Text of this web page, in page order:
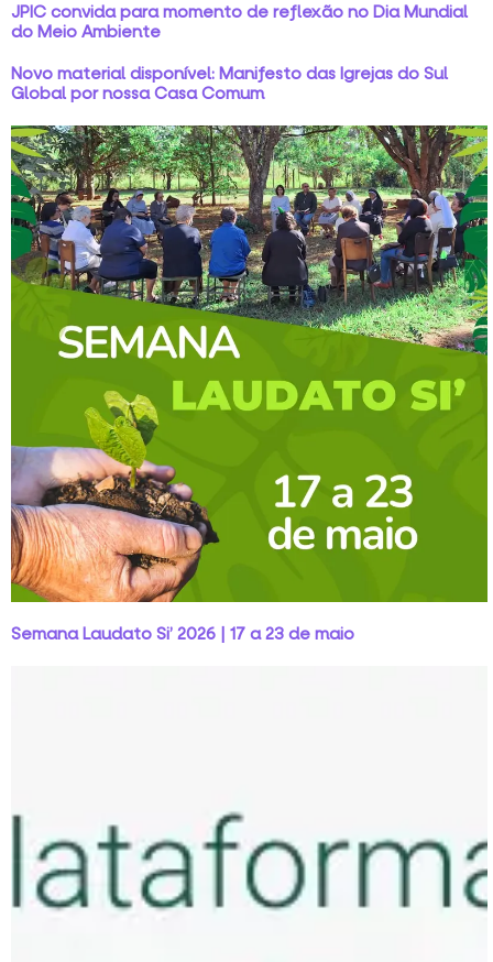
JPIC convida para momento de reflexão no Dia Mundial
do Meio Ambiente
Novo material disponível: Manifesto das Igrejas do Sul
Global por nossa Casa Comum
Semana Laudato Si’ 2026 | 17 a 23 de maio